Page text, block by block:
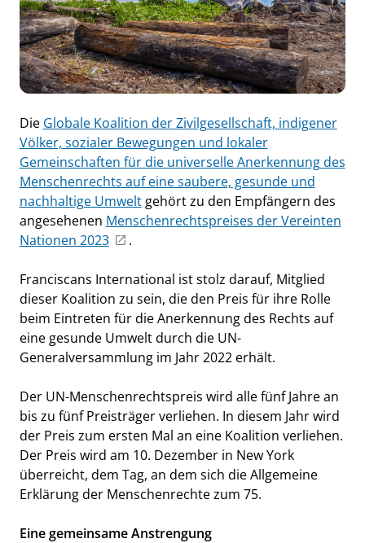
Die Globale Koalition der Zivilgesellschaft, indigener
Völker, sozialer Bewegungen und lokaler
Gemeinschaften für die universelle Anerkennung des
Menschenrechts auf eine saubere, gesunde und
nachhaltige Umweltgehört zu den Empfängern des
angesehenen Menschenrechtspreises der Vereinten
Nationen 2023
.
Franciscans International ist stolz darauf, Mitglied
dieser Koalition zu sein, die den Preis für ihre Rolle
beim Eintreten für die Anerkennung des Rechts auf
eine gesunde Umwelt durch die UN-
Generalversammlung im Jahr 2022 erhält.
Der UN-Menschenrechtspreis wird alle fünf Jahre an
bis zu fünf Preisträger verliehen. In diesem Jahr wird
der Preis zum ersten Mal an eine Koalition verliehen.
Der Preis wird am 10. Dezember in New York
überreicht, dem Tag, an dem sich die Allgemeine
Erklärung der Menschenrechte zum 75.
Eine gemeinsame Anstrengung